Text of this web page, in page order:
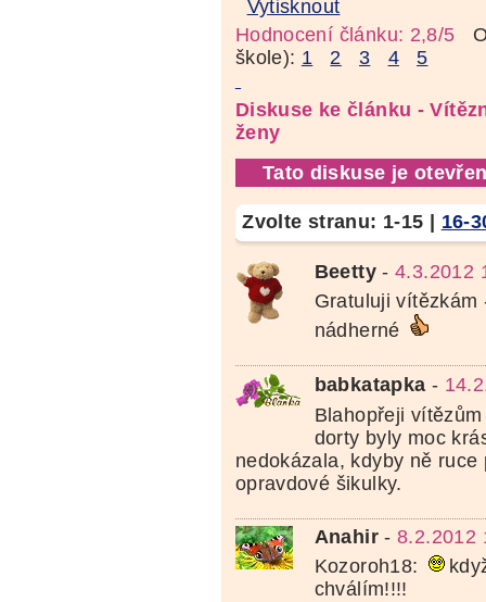
Vytisknout
Hodnocení článku: 2,8/5
škole): 1 2 3 4 5
Diskuse ke článku -
ženy
Tato diskuse je
Zvolte stranu: 1-15 | 16-
Beetty-4.3.2012
Gratuluji
nádherné
babkatapka -
Blahopřeji vítězům
dorty byly moc
nedokázala, kdyby ně ruce
opravdové šikulky.
Anahir-8.2.2012
Kozoroh18:
chválím!!!!